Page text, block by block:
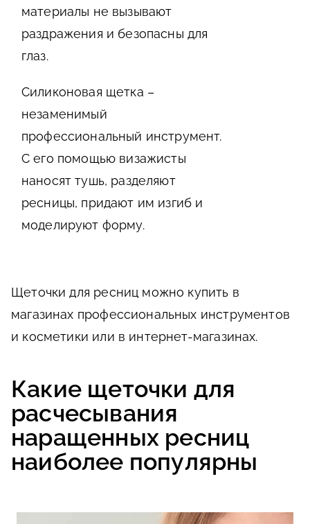
материалы не вызывают
раздражения и безопасны для
глаз.
Силиконовая щетка –
незаменимый
профессиональный инструмент.
С его помощью визажисты
наносят тушь, разделяют
ресницы, придают им изгиб и
моделируют форму.
Щеточки для ресниц можно купить в
магазинах профессиональных инструментов
и косметики или в интернет-магазинах.
Какие щеточки для
расчесывания
наращенных ресниц
наиболее популярны